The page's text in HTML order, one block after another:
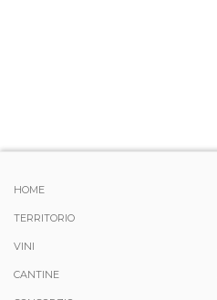
HOME
TERRITORIO
VINI
CANTINE